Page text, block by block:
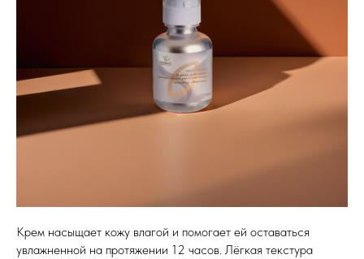
Крем насыщает кожу влагой и помогает ей оставаться
увлажненной на протяжении 12 часов. Лёгкая текстура